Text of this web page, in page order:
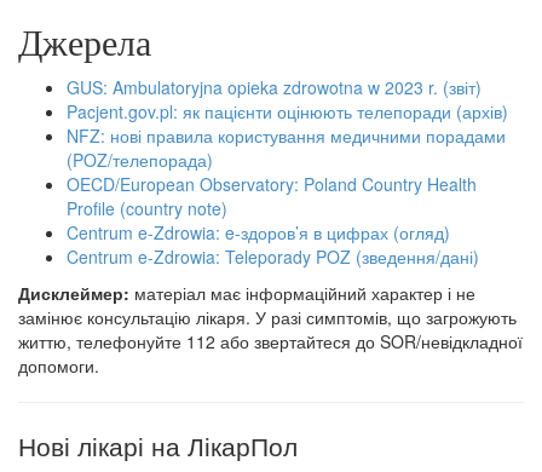
Джерела
GUS: Ambulatoryjna opieka zdrowotna w 2023 r. (звіт)
Pacjent.gov.pl: як пацієнти оцінюють телепоради (архів)
NFZ: нові правила користування медичними порадами
(POZ/телепорада)
OECD/European Observatory: Poland Country Health
Profile (country note)
Centrum e-Zdrowia: e-здоров’я в цифрах (огляд)
Centrum e-Zdrowia: Teleporady POZ (зведення/дані)
Дисклеймер: матеріал має інформаційний характер і не
замінює консультацію лікаря. У разі симптомів, що загрожують
життю, телефонуйте 112 або звертайтеся до SOR/невідкладної
допомоги.
Нові лікарі на ЛікарПол